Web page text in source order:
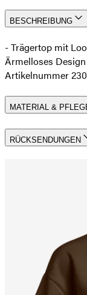
BESCHREIBUNG
- Trägertop mit
Ärmelloses
Artikelnummer
MATERIAL &
RÜCKSENDUNGEN